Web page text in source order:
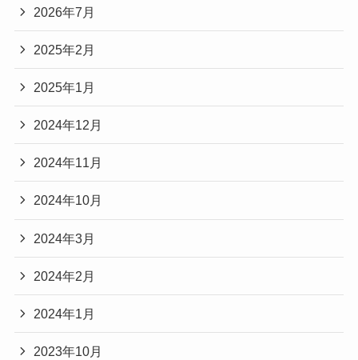
2026年7月
2025年2月
2025年1月
2024年12月
2024年11月
2024年10月
2024年3月
2024年2月
2024年1月
2023年10月